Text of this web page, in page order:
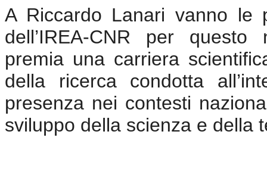
A Riccardo Lanari vanno le
dell’IREA-CNR per
premia una carriera
della ricerca condotta
presenza nei contesti
sviluppo della scienza e della